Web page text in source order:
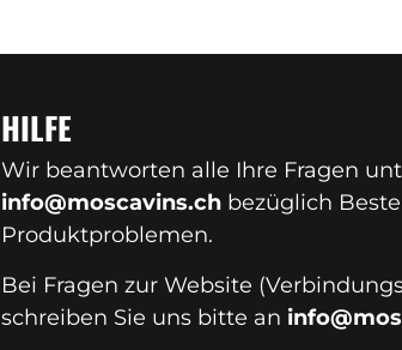
HILFE
Wir beantworten alle Ihre Fragen
info@moscavins.ch bezüglich
Produktproblemen.
Bei Fragen zur Website
schreiben Sie uns bitte an